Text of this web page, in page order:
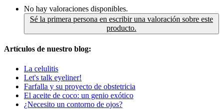
No hay valoraciones disponibles.
Sé la primera persona en escribir una valoración sobre este
producto.
Artículos de nuestro blog:
La celulitis
Let's talk eyeliner!
Farfalla y su proyecto de obstetricia
El aceite de coco: un genio exótico
¿Necesito un contorno de ojos?